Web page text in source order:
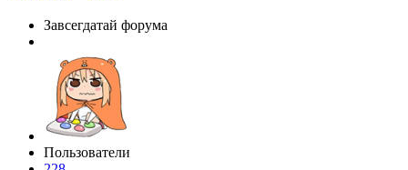
Завсегдатай форума
Пользователи